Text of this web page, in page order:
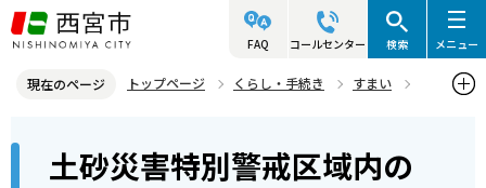
こ
の
ジ
FAQ コールセンター 検索 メニュー
現在のページ トップページ くらし・手続き
すまい
土砂災害特別警戒区域内の住宅に対する補助制度
土砂災害特別警戒区域内の